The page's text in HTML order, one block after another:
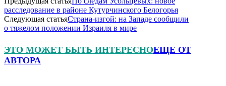
расследование в районе Кутурчинского Белогорья
Следующая статьяСтрана-изгой: на Западе сообщили
о тяжелом положении Израиля в мире
ЭТО МОЖЕТ БЫТЬ ИНТЕРЕСНОЕЩЕ ОТ
АВТОРА